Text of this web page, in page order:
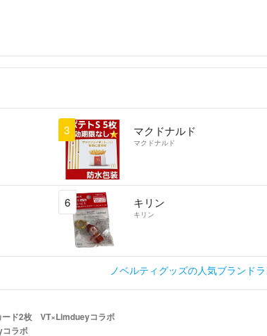
3 マクドナルド
マクドナルド
6 キリン
キリン
ノベルティグッズの人気ブランド
ード2枚 VT×Limdueyコラボ
ラボ